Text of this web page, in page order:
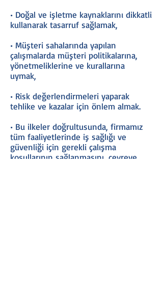
• Doğal ve işletme kaynaklarını dikkatli
kullanarak tasarruf sağlamak,
• Müşteri sahalarında yapılan
çalışmalarda müşteri politikalarına,
yönetmeliklerine ve kurallarına
uymak,
• Risk değerlendirmeleri yaparak
tehlike ve kazalar için önlem almak.
• Bu ilkeler doğrultusunda, firmamız
tüm faaliyetlerinde iş sağlığı ve
güvenliği için gerekli çalışma
koşullarının sağlanmasını, çevreye